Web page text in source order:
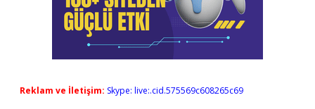
Reklam ve İletişim: Skype: live:.cid.575569c608265c69